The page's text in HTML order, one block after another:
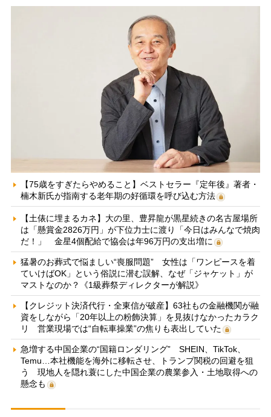
【75歳をすぎたらやめること】ベストセラー『定年後』著者・
楠木新氏が指南する老年期の好循環を呼び込む方法
【土俵に埋まるカネ】大の里、豊昇龍が黒星続きの名古屋場所
は「懸賞金2826万円」が下位力士に渡り「今日はみんなで焼肉
だ！」 金星4個配給で協会は年96万円の支出増に
猛暑のお葬式で悩ましい“喪服問題” 女性は「ワンピースを着
ていけばOK」という俗説に潜む誤解、なぜ「ジャケット」が
マストなのか？《1級葬祭ディレクターが解説》
【クレジット決済代行・全東信が破産】63社もの金融機関が融
資をしながら「20年以上の粉飾決算」を見抜けなかったカラク
リ 営業現場では“自転車操業”の焦りも表出していた
急増する中国企業の“国籍ロンダリング” SHEIN、TikTok、
Temu…本社機能を海外に移転させ、トランプ関税の回避を狙
う 現地人を隠れ蓑にした中国企業の農業参入・土地取得への
懸念も